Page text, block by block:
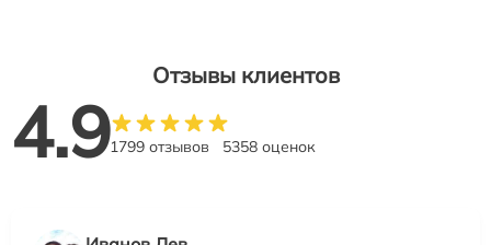
Отзывы клиентов
4.91799 отзывов 5358 оценок